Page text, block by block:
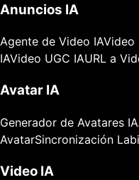
Anuncios IA
Agente de Video IAVideo
IAVideo UGC IAURL a
Avatar IA
Generador de Avatares IA
AvatarSincronización
Video IA